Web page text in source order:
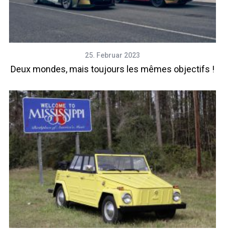
25. Februar 2023
Deux mondes, mais toujours les mêmes objectifs !